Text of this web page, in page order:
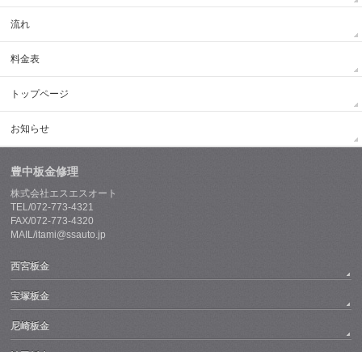
流れ
料金表
トップページ
お知らせ
豊中板金修理
株式会社エスエスオート
TEL/072-773-4321
FAX/072-773-4320
MAIL/itami@ssauto.jp
西宮板金
宝塚板金
尼崎板金